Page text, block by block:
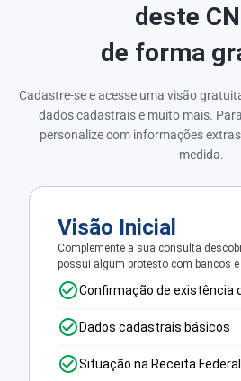
deste
de forma
Cadastre-se e acesse uma visão
dados cadastrais e muito mais.
personalize com informações
medida.
Visão Inicial
Complemente a sua consulta
possui algum protesto com bancos
Confirmação de existência
Dados cadastrais básicos
Situação na Receita Federal